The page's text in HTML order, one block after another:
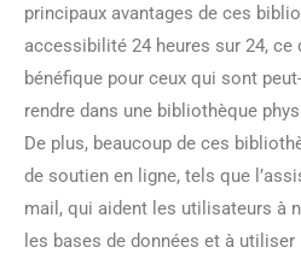
principaux avantages de ces
accessibilité 24 heures sur 24,
bénéfique pour ceux qui sont
rendre dans une bibliothèque
De plus, beaucoup de ces
de soutien en ligne, tels que
mail, qui aident les utilisateurs à
les bases de données et à